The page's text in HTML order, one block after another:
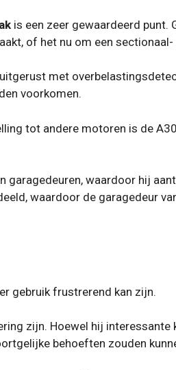
is een zeer gewaardeerd punt.
of het nu om een
met
voorkomen.
tot andere motoren is de
garagedeuren, waardoor hij
waardoor de garagedeur
gebruik frustrerend kan zijn.
zijn. Hoewel hij interessante
behoeften zouden